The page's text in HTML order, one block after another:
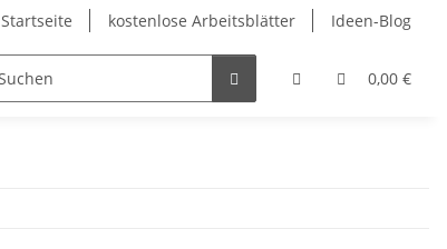
Startseite kostenlose Arbeitsblätter Ideen-Blog
0,00 €
Englisch Religion